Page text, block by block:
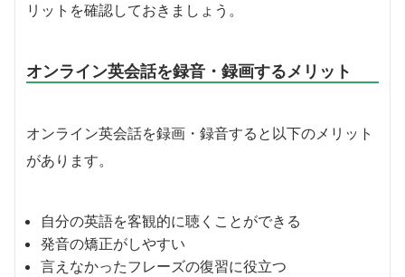
リットを確認しておきましょう。
オンライン英会話を録音・録画するメリット
オンライン英会話を録画・録音すると以下のメリット
があります。
自分の英語を客観的に聴くことができる
発音の矯正がしやすい
言えなかったフレーズの復習に役立つ